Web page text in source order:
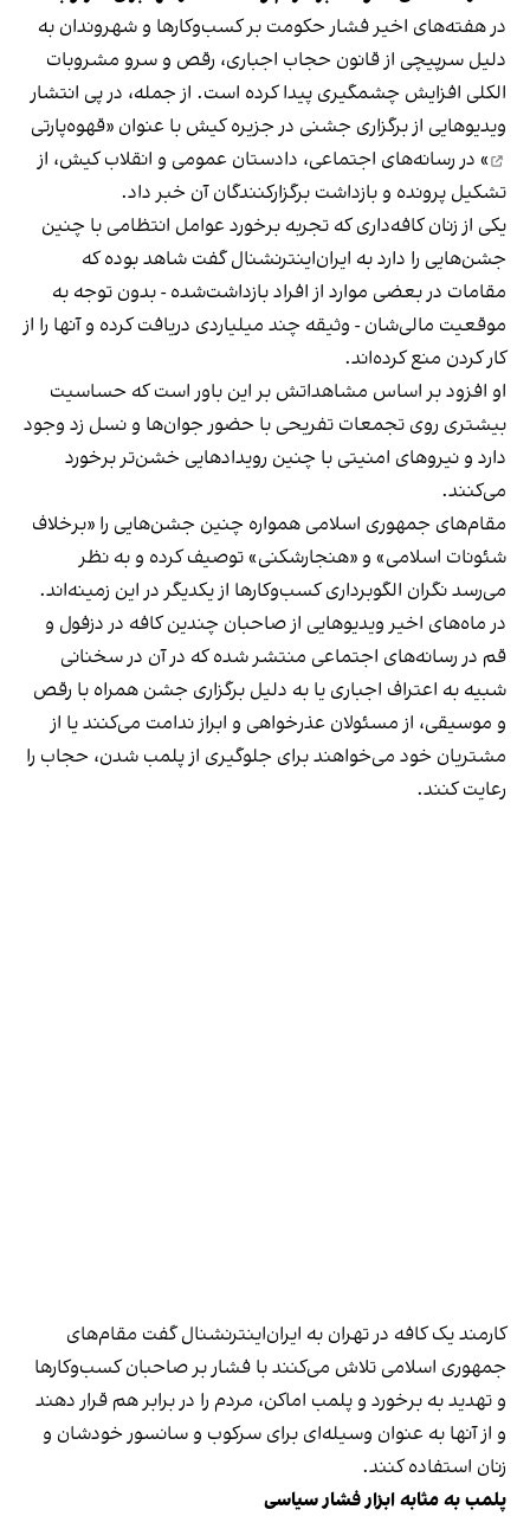
در هفته‌های اخیر فشار حکومت بر کسب‌وکارها و شهروندان به
دلیل سرپیچی از قانون حجاب اجباری، رقص و سرو مشروبات
الکلی افزایش چشمگیری پیدا کرده است. از جمله، در پی انتشار
ویدیوهایی از برگزاری جشنی در جزیره کیش با عنوان «قهوه‌پارتی
» در رسانه‌های اجتماعی، دادستان عمومی و انقلاب کیش، از
تشکیل پرونده و بازداشت برگزارکنندگان آن خبر داد.
یکی از زنان کافه‌داری که تجربه برخورد عوامل انتظامی با چنین
جشن‌هایی را دارد به ایران‌اینترنشنال گفت شاهد بوده که
مقامات در بعضی موارد از افراد بازداشت‌‌شده - بدون توجه به
موقعیت مالی‌شان - وثیقه چند میلیاردی دریافت کرده و آنها را از
کار کردن منع کرده‌اند.
او افزود بر اساس مشاهداتش بر این باور است که حساسیت
بیشتری روی تجمعات تفریحی با حضور جوان‌ها و نسل زد وجود
دارد و نیروهای امنیتی با چنین رویدادهایی خشن‌تر برخورد
می‌کنند.
مقام‌های جمهوری اسلامی همواره چنین جشن‌هایی را «برخلاف
شئونات اسلامی» و «هنجارشکنی» توصیف کرده و به نظر
می‌رسد نگران الگوبرداری کسب‌وکارها از یکدیگر در این زمینه‌اند.
در ماه‌های اخیر ویدیوهایی از صاحبان چندین کافه در دزفول و
قم در رسانه‌های اجتماعی منتشر شده که در آن در سخنانی
شبیه به اعتراف اجباری یا به دلیل برگزاری جشن همراه با رقص
و موسیقی، از مسئولان عذرخواهی و ابراز ندامت می‌کنند یا از
مشتریان خود می‌خواهند برای جلوگیری از پلمب شدن، حجاب را
رعایت کنند.
کارمند یک کافه در تهران به ایران‌اینترنشنال گفت مقام‌های
جمهوری اسلامی تلاش می‌کنند با فشار بر صاحبان کسب‌وکارها
و تهدید به برخورد و پلمب اماکن، مردم را در برابر هم قرار دهند
و از آنها به عنوان وسیله‌ای برای سرکوب و سانسور خودشان و
زنان استفاده کنند.
پلمب به مثابه ابزار فشار سیاسی